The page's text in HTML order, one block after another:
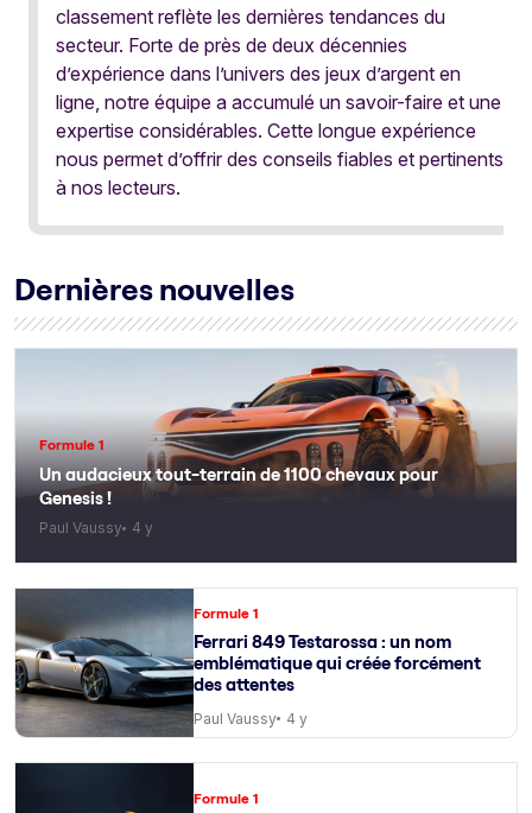
classement reflète les dernières tendances du
secteur. Forte de près de deux décennies
d’expérience dans l’univers des jeux d’argent en
ligne, notre équipe a accumulé un savoir-faire et une
expertise considérables. Cette longue expérience
nous permet d’offrir des conseils fiables et pertinents
à nos lecteurs.
Dernières nouvelles
Formule 1
Un audacieux tout-terrain de 1100 chevaux pour
Genesis !
Paul Vaussy 4 y
Formule 1
Ferrari 849 Testarossa : un nom
emblématique qui créée forcément
des attentes
Paul Vaussy 4 y
Formule 1